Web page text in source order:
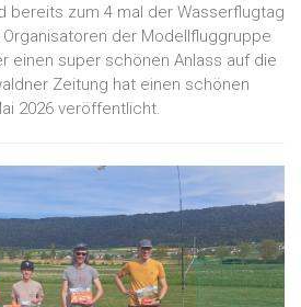
bereits zum 4 mal der Wasserflugtag
der Modellfluggruppe
einen super schönen Anlass auf die
Zeitung hat einen schönen
2026 veröffentlicht.